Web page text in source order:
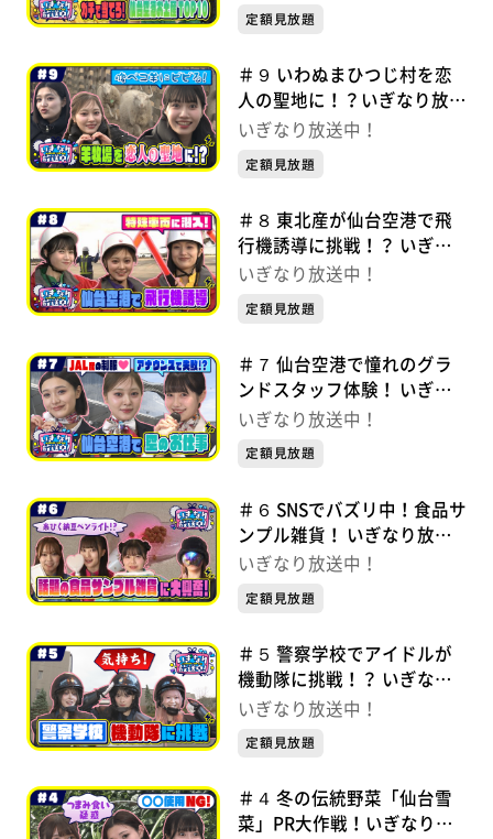
定額見放題
＃９ いわぬまひつじ村を恋
人の聖地に！？いぎなり放送
中！【未公開シーンあり】
いぎなり放送中！
定額見放題
＃８ 東北産が仙台空港で飛
行機誘導に挑戦！？ いぎな
り放送中！【未公開シーンあ
いぎなり放送中！
定額見放題
＃７ 仙台空港で憧れのグラ
ンドスタッフ体験！ いぎな
り放送中！【未公開シーンあ
いぎなり放送中！
定額見放題
＃６ SNSでバズリ中！食品サ
ンプル雑貨！ いぎなり放送
中！【未公開シーンあり】
いぎなり放送中！
定額見放題
＃５ 警察学校でアイドルが
機動隊に挑戦！？ いぎなり
放送中！【未公開シーンあ
いぎなり放送中！
定額見放題
＃４ 冬の伝統野菜「仙台雪
菜」PR大作戦！いぎなり放